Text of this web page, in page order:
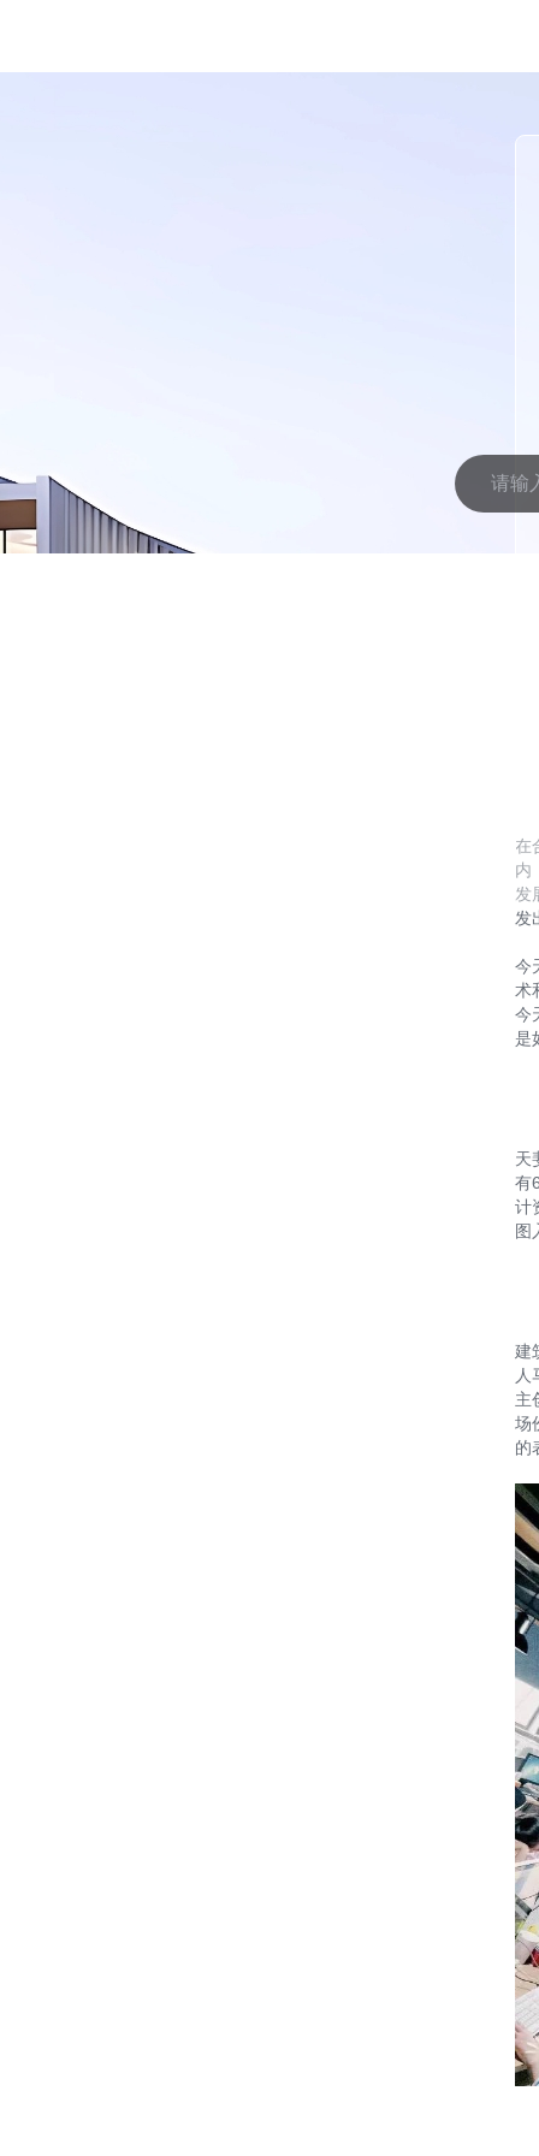
在
内
发
发
今
术
今
是
天
有
计
图
建
人
主
场
的